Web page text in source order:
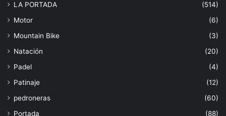
LA PORTADA
(514)
Motor
(6)
Mountain Bike
(3)
Natación
(20)
Padel
(4)
Patinaje
(12)
pedroneras
(60)
Portada
(88)